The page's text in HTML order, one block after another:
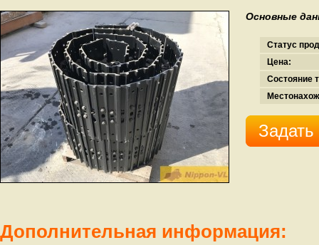
Основные
Статус
Цена:
Состояние
Задать
Дополнительная информация: